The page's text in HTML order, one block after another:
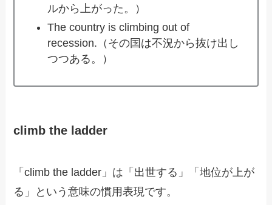
ルから上がった。）
The country is climbing out of
recession.（その国は不況から抜け出し
つつある。）
climb the ladder
「climb the ladder」は「出世する」「地位が上が
る」という意味の慣用表現です。